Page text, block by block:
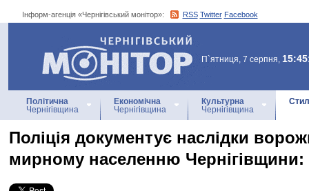
Інформ-агенція «Чернігівський монітор»: RSS Twitter Facebook
Інформ-агенція
«Чернігівський монітор»
П`ятниця, 7 серпня,
Політична
Чернігівщина
Економічна
Чернігівщина
Культурна
Чернігівщина
Поліція документує наслідки
мирному населенню Чернігівщини: